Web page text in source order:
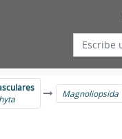
Magnoliopsida